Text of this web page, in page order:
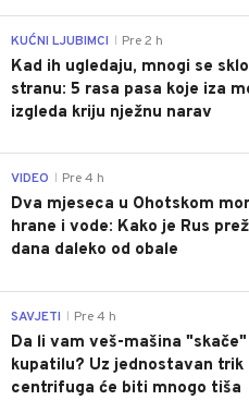
KUĆNI LJUBIMCI Pre 2 h
Kad ih ugledaju, mnogi se
stranu: 5 rasa pasa koje iza
izgleda kriju nježnu narav
VIDEO Pre 4 h
Dva mjeseca u Ohotskom
hrane i vode: Kako je Rus
dana daleko od obale
SAVJETI Pre 4 h
Da li vam veš-mašina "skače"
kupatilu? Uz jednostavan trik
centrifuga će biti mnogo tiša